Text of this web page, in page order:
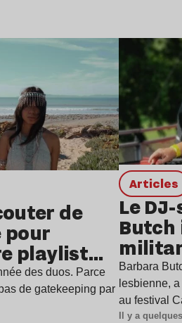
de
pour
playlist
des duos. Parce
de gatekeeping par
Articles
Le
Butch
à
Barbara
lesbienne,
au festival
Il y a
Lire l’article